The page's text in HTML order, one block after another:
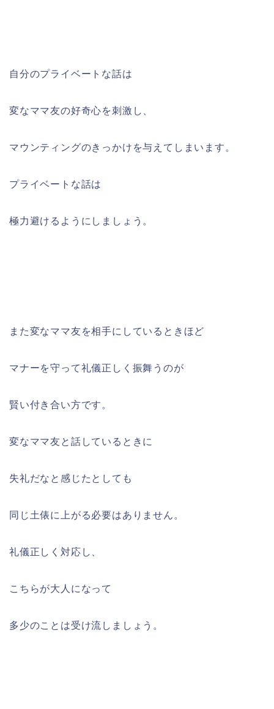
自分のプライベートな話は
変なママ友の好奇心を刺激し、
マウンティングのきっかけを与えてしまいます。
プライベートな話は
極力避けるようにしましょう。
また変なママ友を相手にしているときほど
マナーを守って礼儀正しく振舞うのが
賢い付き合い方です。
変なママ友と話しているときに
失礼だなと感じたとしても
同じ土俵に上がる必要はありません。
礼儀正しく対応し、
こちらが大人になって
多少のことは受け流しましょう。